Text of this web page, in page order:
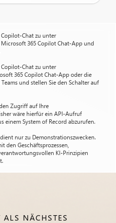
Chat zu unter
Microsoft 365 Copilot Chat-App und
Chat zu unter
365 Copilot Chat-App oder die
und stellen Sie den Schalter auf
Zugriff auf Ihre
wäre hierfür ein API-Aufruf
einem System of Record abzurufen.
nur zu Demonstrationszwecken.
den Geschäftsprozessen,
KI-Prinzipien
NÄCHSTES